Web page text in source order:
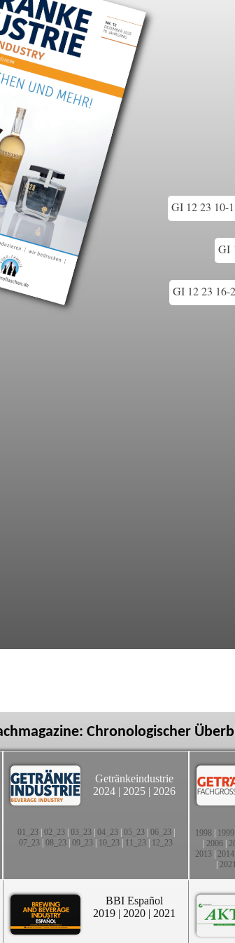
GI 12 23 10-
GI
GI 12 23 16-
Chronologischer
Getränkeindustrie
2024 | 2025 | 2026
01_23| 02_23| 03_23| 04_23| 05_23| 06_23|
07_23 08_23 09_23 10_23 11_23 12_23
1998 1999
2006
2013 2014
2021
BBI Español
2019 | 2020 | 2021